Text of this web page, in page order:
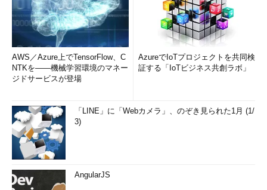
AWS／Azure上でTensorFlow、C
NTKを――機械学習環境のマネー
ジドサービスが登場
AzureでIoTプロジェクトを共同検
証する「IoTビジネス共創ラボ」
「LINE」に「Webカメラ」、のぞき見られた1月 (1/
3)
AngularJS